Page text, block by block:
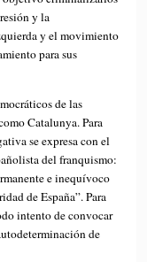
y la
y el movimiento
para sus
de las
Catalunya. Para
se expresa con el
del franquismo:
e inequívoco
de España”. Para
intento de convocar
de